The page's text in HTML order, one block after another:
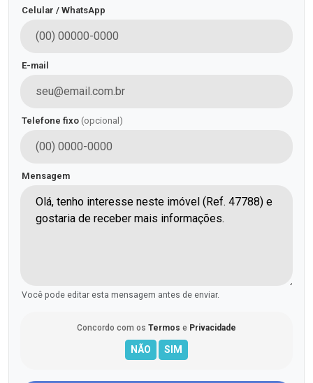
Celular / WhatsApp
E-mail
Telefone fixo (opcional)
Mensagem
Você pode editar esta mensagem antes de enviar.
Concordo com os Termos e Privacidade